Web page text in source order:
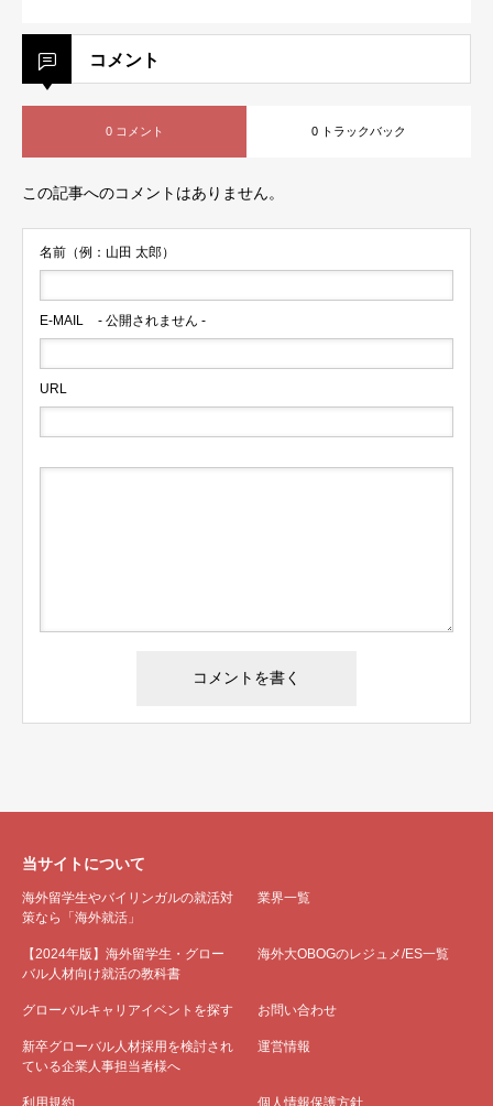
コメント
0 コメント 0 トラックバック
この記事へのコメントはありません。
名前（例：山田 太郎）
E-MAIL - 公開されません -
URL
当サイトについて
海外留学生やバイリンガルの就活対
策なら「海外就活」
業界一覧
【2024年版】海外留学生・グロー
バル人材向け就活の教科書
海外大OBOGのレジュメ/ES一覧
グローバルキャリアイベントを探す お問い合わせ
新卒グローバル人材採用を検討され
ている企業人事担当者様へ
運営情報
利用規約 個人情報保護方針